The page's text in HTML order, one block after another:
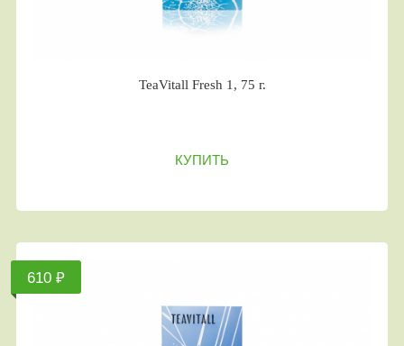
TeaVitall Fresh 1, 75 г.
КУПИТЬ
610 ₽